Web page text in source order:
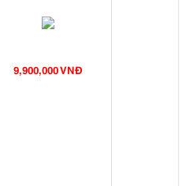
9,900,000 VNĐ